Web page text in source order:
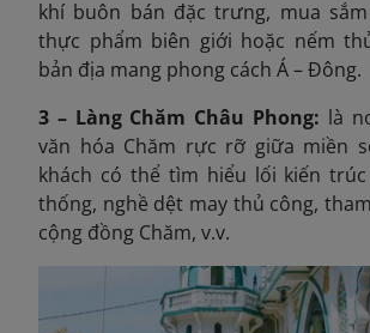
khí buôn bán đặc trưng, mua
thực phẩm biên giới hoặc nếm
bản địa mang phong cách Á – Đông.
3 – Làng Chăm Châu Phong: là
văn hóa Chăm rực rỡ giữa miền
khách có thể tìm hiểu lối kiến
thống, nghề dệt may thủ công,
cộng đồng Chăm, v.v.